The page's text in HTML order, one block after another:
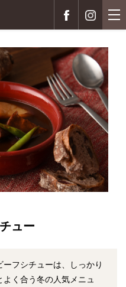
ュー
ーフシチューは、しっかり
よく合う冬の人気メニュ